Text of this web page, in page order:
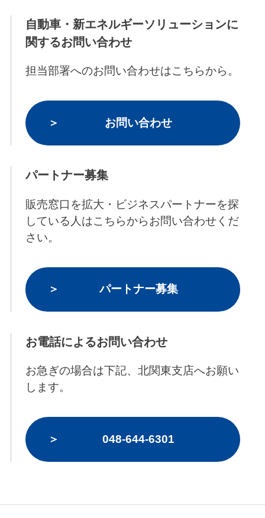
自動車・新エネルギーソリューションに
関するお問い合わせ
担当部署へのお問い合わせはこちらから。
お問い合わせ
パートナー募集
販売窓口を拡大・ビジネスパートナーを探
している人はこちらからお問い合わせくだ
さい。
パートナー募集
お電話によるお問い合わせ
お急ぎの場合は下記、北関東支店へお願い
します。
048-644-6301